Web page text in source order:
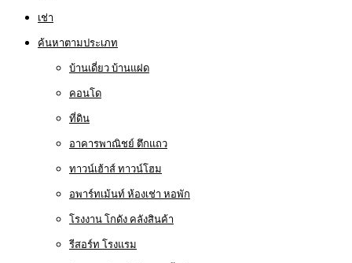
เช่า
ค้นหาตามประเภท
บ้านเดี่ยว บ้านแฝด
คอนโด
ที่ดิน
อาคารพาณิชย์ ตึกแถว
ทาวน์เฮ้าส์ ทาวน์โฮม
อพาร์ทเม้นท์ ห้องเช่า หอพัก
โรงงาน โกดัง คลังสินค้า
รีสอร์ท โรงแรม